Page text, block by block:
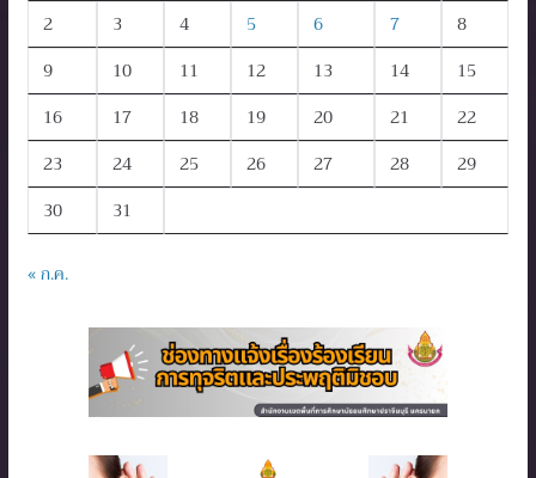
2
3 4 5 6 7
8
9
10 11 12 13 14
15
16
17 18 19 20 21
22
23
24 25 26 27 28
29
30
31
« ก.ค.